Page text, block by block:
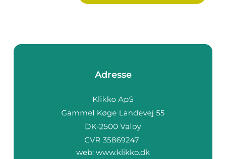
Adresse
web: www.klikko.dk